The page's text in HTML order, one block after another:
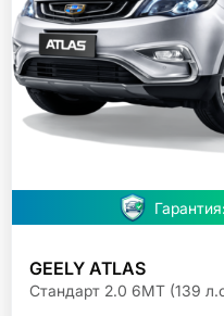
Гарантия:
GEELY ATLAS
Стандарт 2.0 6МТ (139